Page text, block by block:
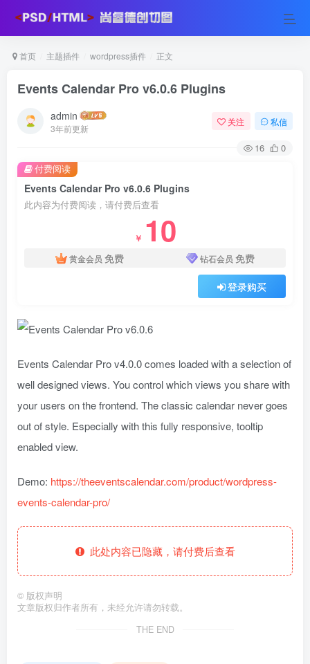
首页 主题插件 wordpress插件 正文
Events Calendar Pro v6.0.6 Plugins
admin
3年前更新
关注 私信
16 0
Events Calendar Pro v6.0.6 Plugins
此内容为付费阅读，请付费后查看
￥ 10
黄金会员 免费 钻石会员 免费
登录购买
付费阅读
Events Calendar Pro v4.0.0 comes loaded with a selection of
well designed views. You control which views you share with
your users on the frontend. The classic calendar never goes
out of style. Especially with this fully responsive, tooltip
enabled view.
Demo: https://theeventscalendar.com/product/wordpress-
events-calendar-pro/
此处内容已隐藏，请付费后查看
© 版权声明
文章版权归作者所有，未经允许请勿转载。
THE END